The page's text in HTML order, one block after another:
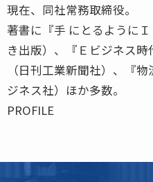
現在、同社常務取締役。
著書に『手 にとるように
き出版）、『Ｅビジネス時
（日刊工業新聞社）、『
ジネス社）ほか多数。
PROFILE